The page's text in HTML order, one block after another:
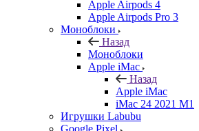
Apple Airpods 4
Apple Airpods Pro 3
Моноблоки
Назад
Моноблоки
Apple iMac
Назад
Apple iMac
iMac 24 2021 M1
Игрушки Labubu
Google Pixel